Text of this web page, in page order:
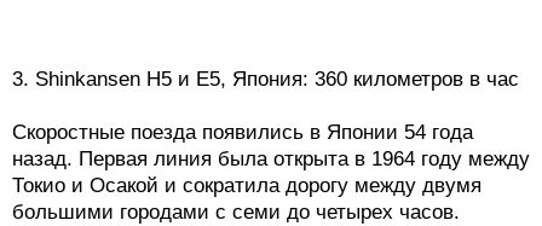
3. Shinkansen H5 и E5, Япония: 360 километров в час
Скоростные поезда появились в Японии 54 года
назад. Первая линия была открыта в 1964 году между
Токио и Осакой и сократила дорогу между двумя
большими городами с семи до четырех часов.